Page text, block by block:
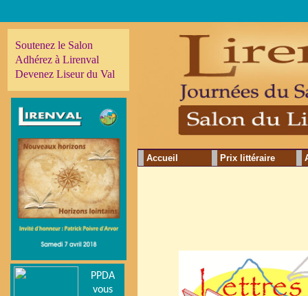
Accueil Prix littéraire
Soutenez le Salon
Adhérez à Lirenval
Devenez Liseur du Val
PPDA
vous